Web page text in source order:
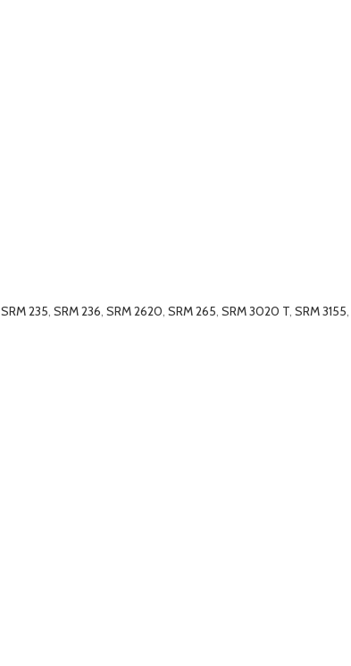
SRM 235, SRM 236, SRM 2620, SRM 265, SRM 3020 T, SRM 3155,